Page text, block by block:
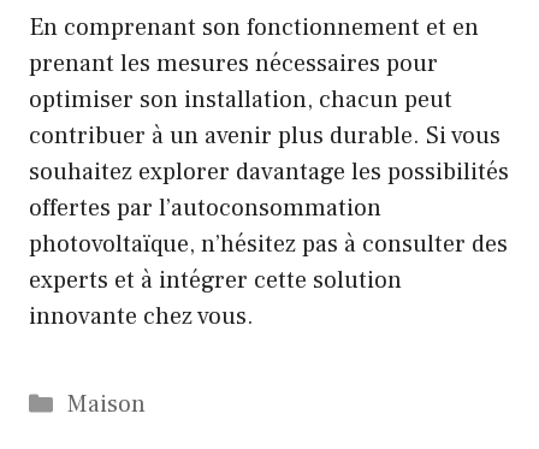
En comprenant son fonctionnement et en
prenant les mesures nécessaires pour
optimiser son installation, chacun peut
contribuer à un avenir plus durable. Si vous
souhaitez explorer davantage les possibilités
offertes par l’autoconsommation
photovoltaïque, n’hésitez pas à consulter des
experts et à intégrer cette solution
innovante chez vous.
Catégories
Maison